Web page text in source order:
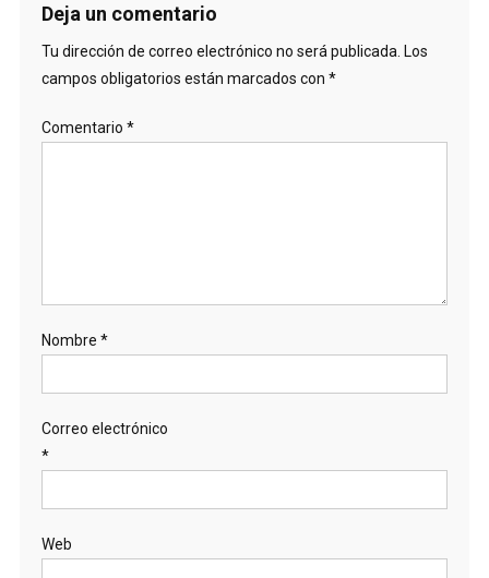
Deja un comentario
Tu dirección de correo electrónico no será publicada. Los
campos obligatorios están marcados con *
Comentario *
Nombre *
Correo electrónico
*
Web